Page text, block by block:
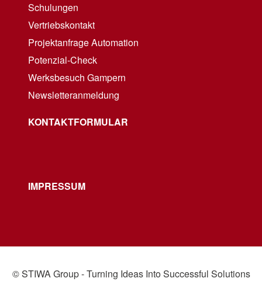
Schulungen
Vertriebskontakt
Projektanfrage Automation
Potenzial-Check
Werksbesuch Gampern
Newsletteranmeldung
KONTAKTFORMULAR
IMPRESSUM
© STIWA Group - Turning Ideas Into Successful Solutions